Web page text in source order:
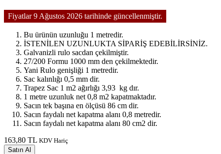
Fiyatlar 9 Ağustos 2026 tarihinde güncellenmiştir.
Bu ürünün uzunluğu 1 metredir.
İSTENİLEN UZUNLUKTA SİPARİŞ EDEBİLİRSİNİZ.
Galvanizli rulo sacdan çekilmiştir.
27/200 Formu 1000 mm den çekilmektedir.
Yani Rulo genişliği 1 metredir.
Sac kalınlığı 0,5 mm dir.
Trapez Sac 1 m2 ağırlığı 3,93 kg dır.
1 metre uzunluk net 0,8 m2 kapatmaktadır.
Sacın tek başına en ölçüsü 86 cm dir.
Sacın faydalı net kapatma alanı 0,8 metredir.
Sacın faydalı net kapatma alanı 80 cm2 dir.
163,80 TL KDV Hariç
Satın Al